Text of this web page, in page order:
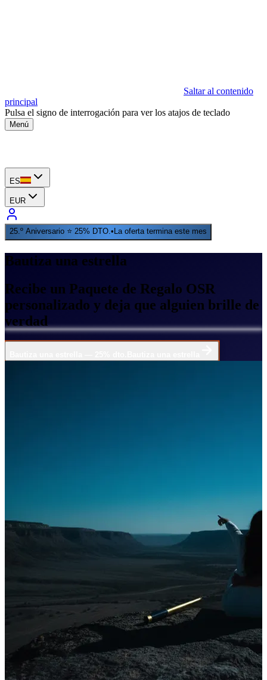
Saltar al contenido
principal
Pulsa el signo de interrogación para ver los atajos de teclado
Menú
ES
EUR
25.º Aniversario ⭐ 25% DTO.• La oferta termina este mes
Bautiza una estrella
Recibe un Paquete de Regalo OSR
personalizado y deja que alguien brille de
verdad